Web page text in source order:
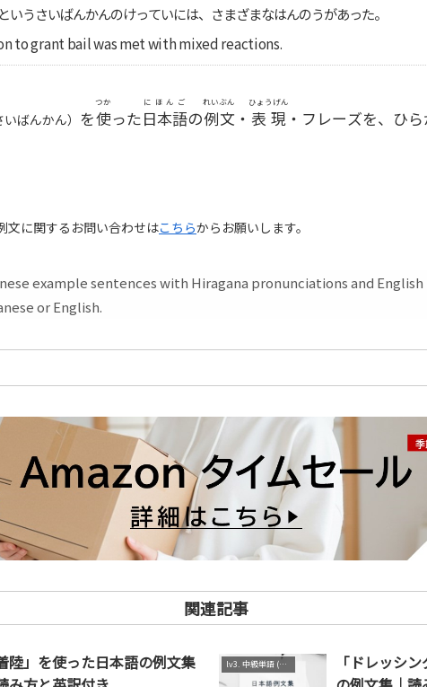
いうさいばんかんのけっていには、さまざまなはんのうがあった。
to grant bail was met with mixed reactions.
いばんかん） を使
つか
った日本語
にほんご
の例文
れいぶん
・ 表現
ひょうげん
・フレーズを、ひ
文に関するお問い合わせはこちらからお願いします。
example sentences with Hiragana pronunciations and
or English.
関連記事
陸」を使った日本語の例文集
lv3. 中級単語 (N2～N3)
「ドレッシ